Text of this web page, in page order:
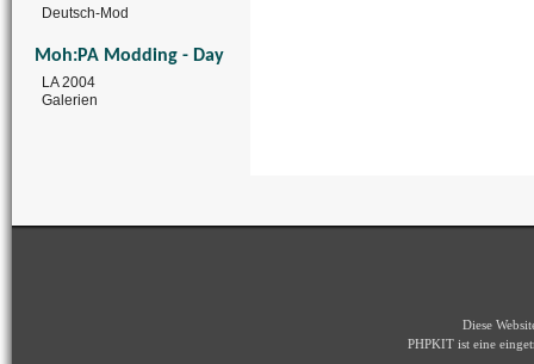
Deutsch-Mod
Moh:PA Modding - Day
LA 2004
Galerien
Diese
PHPKIT ist eine